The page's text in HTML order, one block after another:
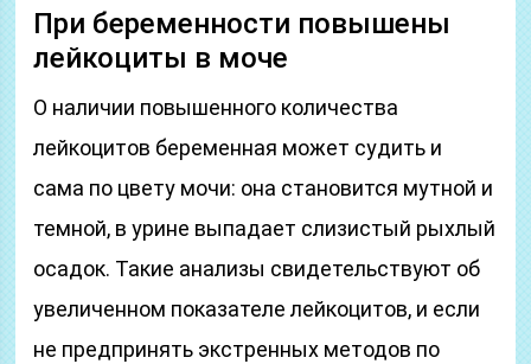
При беременности повышены
лейкоциты в моче
О наличии повышенного количества
лейкоцитов беременная может судить и
сама по цвету мочи: она становится мутной и
темной, в урине выпадает слизистый рыхлый
осадок. Такие анализы свидетельствуют об
увеличенном показателе лейкоцитов, и если
не предпринять экстренных методов по